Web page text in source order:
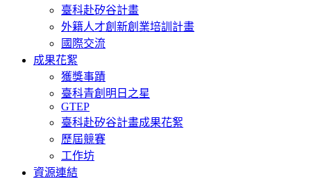
臺科赴矽谷計畫
外籍人才創新創業培訓計畫
國際交流
成果花絮
獲獎事蹟
臺科青創明日之星
GTEP
臺科赴矽谷計畫成果花絮
歷屆競賽
工作坊
資源連結